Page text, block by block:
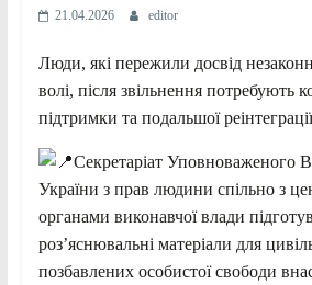
21.04.2026 editor
Люди, які пережили досвід
волі, після звільнення потребують
підтримки та подальшої
Секретаріат Уповноваженого
України з прав людини спільно з
органами виконавчої влади
роз’яснювальні матеріали для
позбавлених особистої свободи